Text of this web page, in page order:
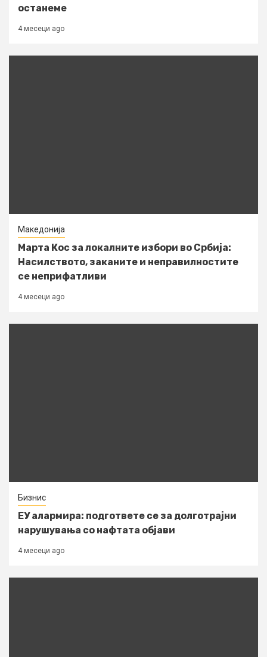
останеме
4 месеци ago
Македонија
Марта Кос за локалните избори во Србија:
Насилството, заканите и неправилностите
се неприфатливи
4 месеци ago
Бизнис
ЕУ алармира: подгответе се за долготрајни
нарушувања со нафтата објави
4 месеци ago